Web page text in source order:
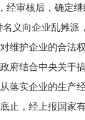
经审核后，确定
名义向企业乱摊派
维护企业的合法
府结合中央关于
落实企业的生产
止，经上报国家